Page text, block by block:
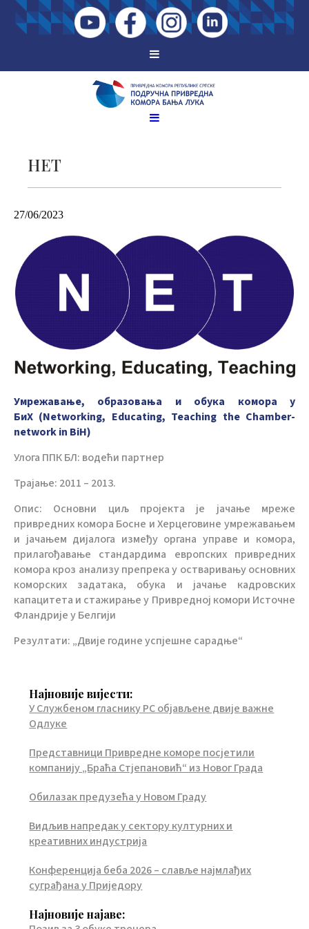
НЕТ
27/06/2023
Умрежавање, образовања и обука комора у
БиХ (Networking, Educating, Teaching the Chamber-
network in BiH)
Улога ППК БЛ: водећи партнер
Трајање: 2011 – 2013.
Опис: Основни циљ пројекта је јачање мреже
привредних комора Босне и Херцеговине умрежавањем
и јачањем дијалога између органа управе и комора,
прилагођавање стандардима европских привредних
комора кроз анализу препрека у остваривању основних
коморских задатака, обука и јачање кадровских
капацитета и стажирање у Привредној комори Источне
Фландрије у Белгији
Резултати: „Двије године успјешне сарадње“
Најновије вијести:
У Службеном гласнику РС објављене двије важне
Одлуке
Представници Привредне коморе посјетили
компанију „Браћа Стјепановић“ из Новог Града
Обилазак предузећа у Новом Граду
Видљив напредак у сектору културних и
креативних индустрија
Конференција беба 2026 – славље најмлађих
суграђана у Приједору
Најновије најаве: